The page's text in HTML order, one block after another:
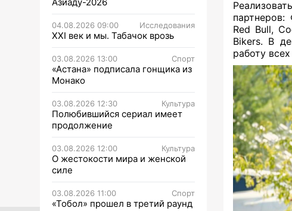
04.08.2026 09:00 Исследования
XXI век и мы. Табачок врозь
03.08.2026 13:00 Спорт
«Астана» подписала гонщика из
Монако
03.08.2026 12:30 Культура
Полюбившийся сериал имеет
продолжение
03.08.2026 12:00 Культура
О жестокости мира и женской
силе
03.08.2026 11:00 Спорт
«Тобол» прошел в третий раунд
Red Bull,
Bikers. В
работу